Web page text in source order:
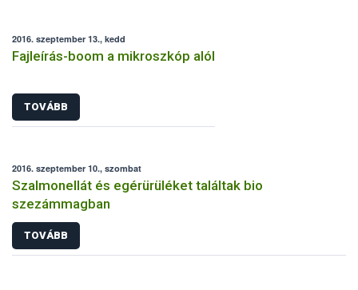
2016. szeptember 13., kedd
Fajleírás-boom a mikroszkóp alól
TOVÁBB
2016. szeptember 10., szombat
Szalmonellát és egérürüléket találtak bio
szezámmagban
TOVÁBB